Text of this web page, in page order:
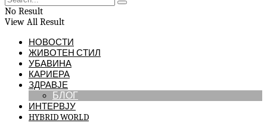
No Result
View All Result
НОВОСТИ
ЖИВОТЕН СТИЛ
УБАВИНА
КАРИЕРА
ЗДРАВЈЕ
БЛОГ
ИНТЕРВЈУ
HYBRID WORLD